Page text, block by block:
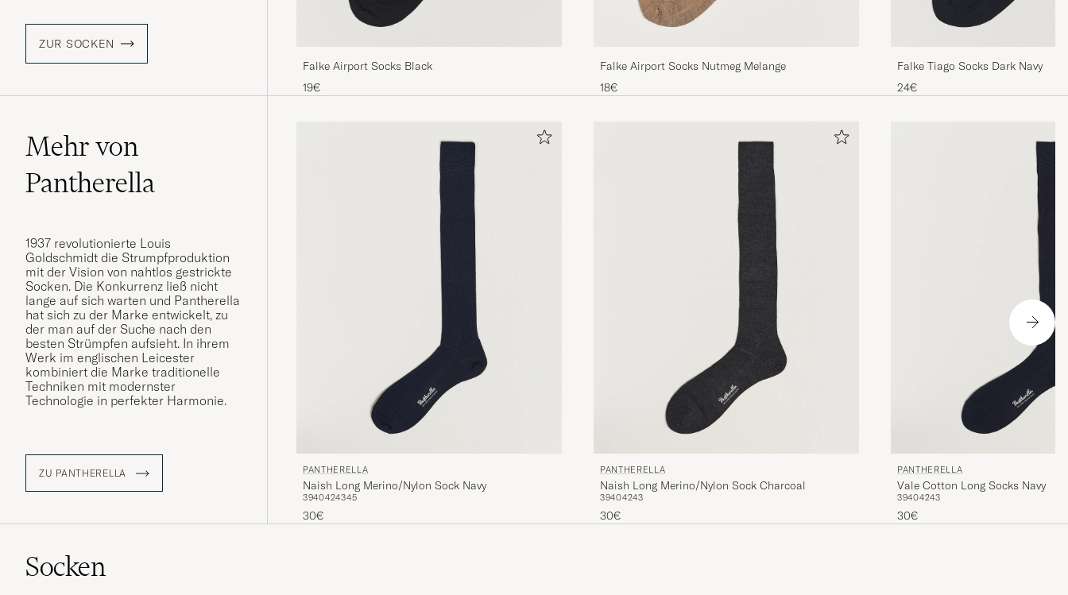
ZUR SOCKEN
Falke Airport Socks Black
19€
Falke Airport Socks Nutmeg Melange
18€
Falke Tiago Socks Dark Navy
24€
Mehr von
Pantherella
1937 revolutionierte Louis
Goldschmidt die Strumpfproduktion
mit der Vision von nahtlos gestrickte
Socken. Die Konkurrenz ließ nicht
lange auf sich warten und Pantherella
hat sich zu der Marke entwickelt, zu
der man auf der Suche nach den
besten Strümpfen aufsieht. In ihrem
Werk im englischen Leicester
kombiniert die Marke traditionelle
Techniken mit modernster
Technologie in perfekter Harmonie.
ZU PANTHERELLA PANTHERELLA
Naish Long Merino/Nylon Sock Navy
3940424345
30€
PANTHERELLA
Naish Long Merino/Nylon Sock Charcoal
39404243
30€
PANTHERELLA
Vale Cotton Long Socks Navy
39404243
30€
Socken